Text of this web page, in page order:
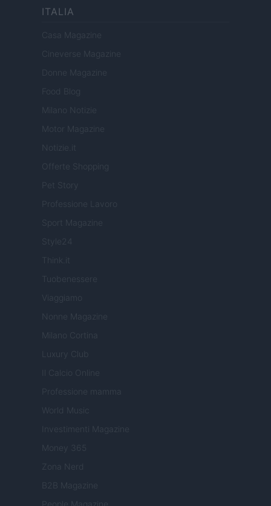
ITALIA
Casa Magazine
Cineverse Magazine
Donne Magazine
Food Blog
Milano Notizie
Motor Magazine
Notizie.it
Offerte Shopping
Pet Story
Professione Lavoro
Sport Magazine
Style24
Think.it
Tuobenessere
Viaggiamo
Nonne Magazine
Milano Cortina
Luxury Club
Il Calcio Online
Professione mamma
World Music
Investimenti Magazine
Money 365
Zona Nerd
B2B Magazine